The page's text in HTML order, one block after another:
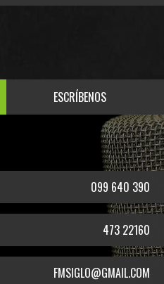
ESCRÍBENOS
099 640 390
473 22160
FMSIGLO@GMAIL.COM